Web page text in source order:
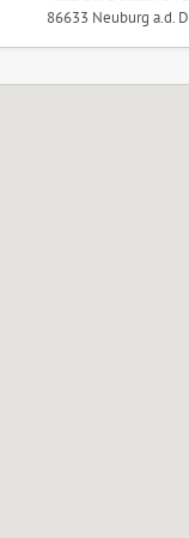
86633 Neuburg a.d.